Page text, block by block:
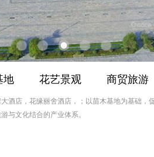
酒店，花缘丽舍酒店，；以苗木基地为基础，
与文化结合的产业体系。
地 花艺景观 商贸旅游